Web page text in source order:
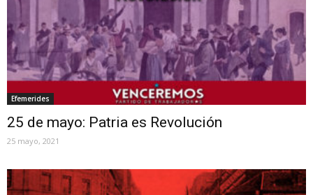
Efemerides
25 de mayo: Patria es Revolución
25 mayo, 2021